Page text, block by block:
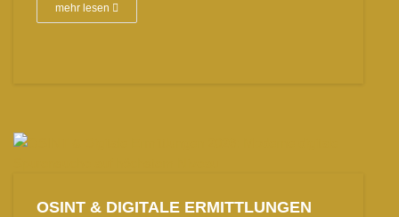
mehr lesen
OSINT & DIGITALE ERMITTLUNGEN